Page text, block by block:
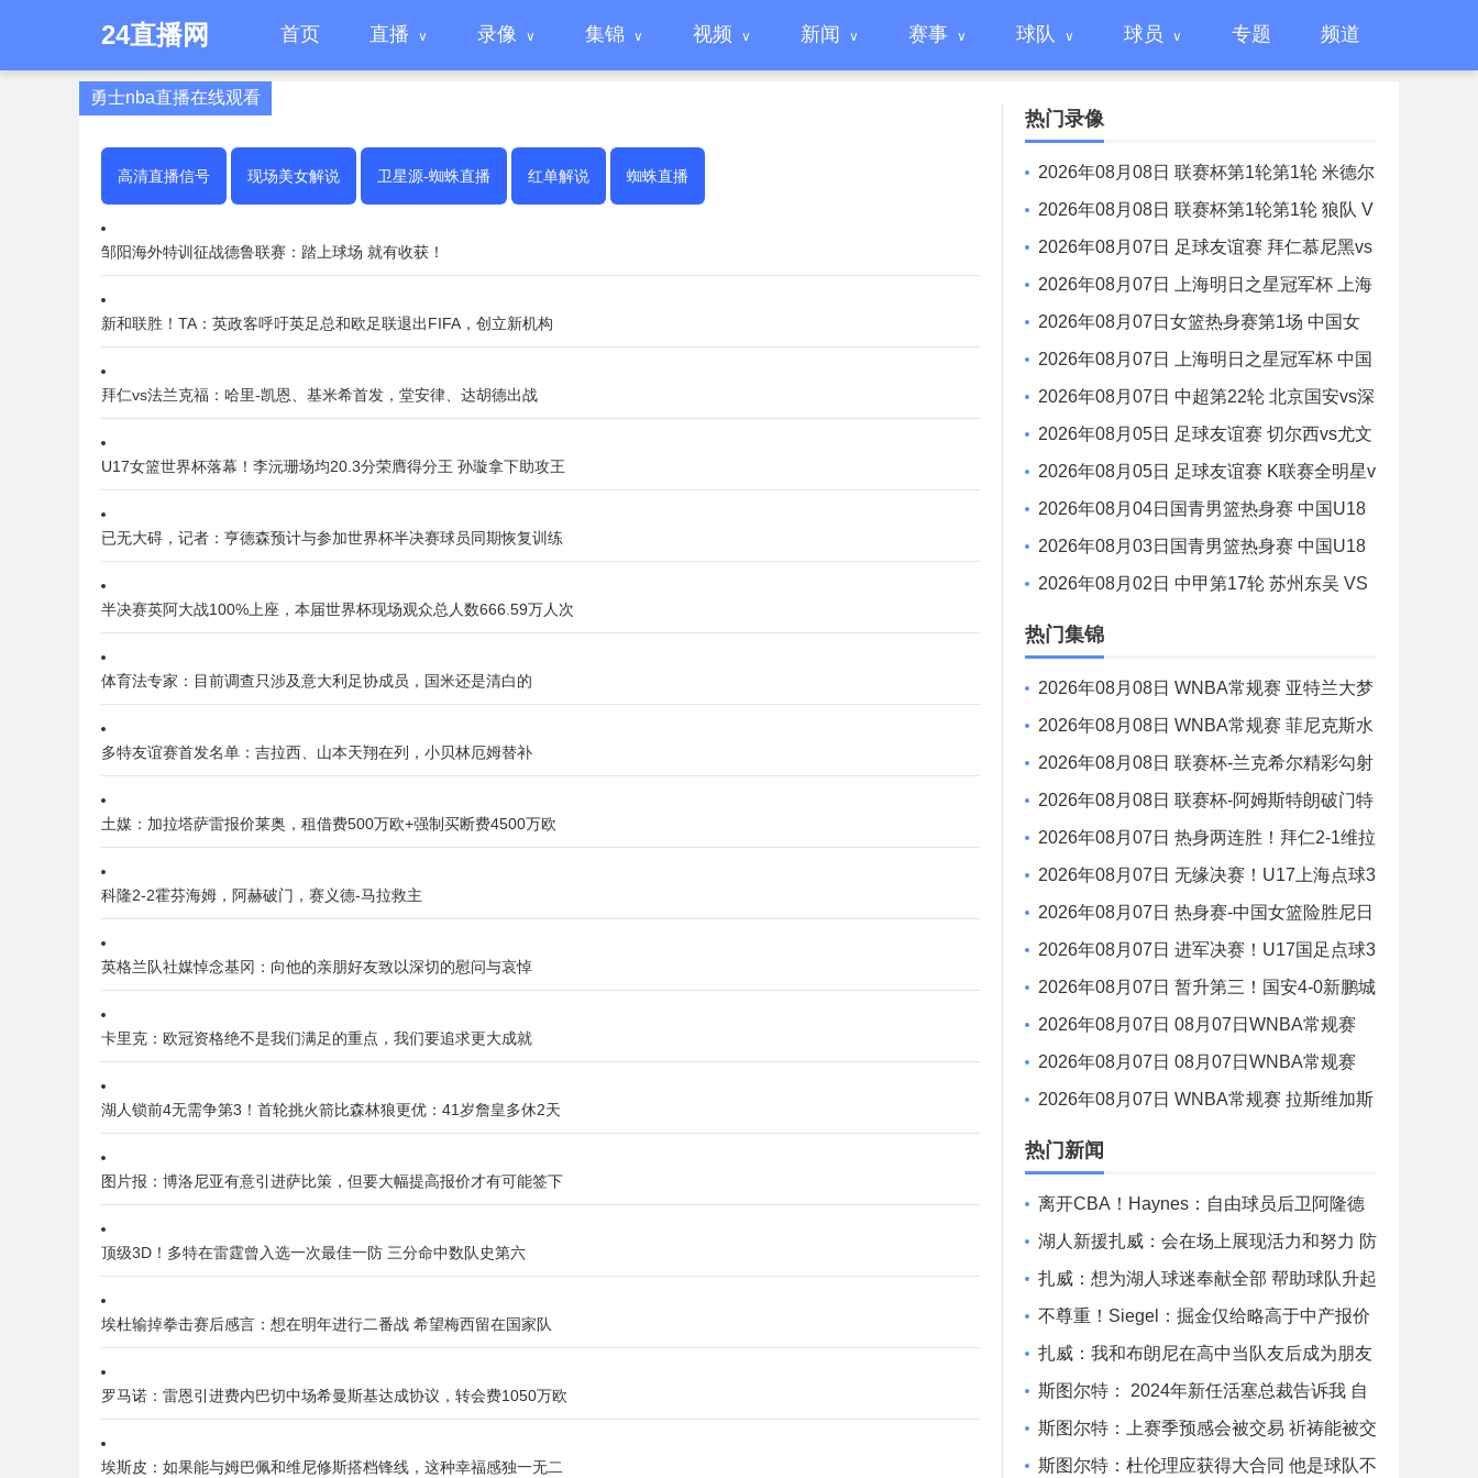
24直播网 首页 直播 录像 集锦 视频 新闻 赛事 球队 球员 专题 频道
勇士nba直播在线观看
高清直播信号 现场美女解说 卫星源-蜘蛛直播 红单解说 蜘蛛直播
邹阳海外特训征战德鲁联赛：踏上球场 就有收获！
新和联胜！TA：英政客呼吁英足总和欧足联退出FIFA，创立新机构
拜仁vs法兰克福：哈里-凯恩、基米希首发，堂安律、达胡德出战
U17女篮世界杯落幕！李沅珊场均20.3分荣膺得分王 孙璇拿下助攻王
已无大碍，记者：亨德森预计与参加世界杯半决赛球员同期恢复训练
半决赛英阿大战100%上座，本届世界杯现场观众总人数666.59万人次
体育法专家：目前调查只涉及意大利足协成员，国米还是清白的
多特友谊赛首发名单：吉拉西、山本天翔在列，小贝林厄姆替补
土媒：加拉塔萨雷报价莱奥，租借费500万欧+强制买断费4500万欧
科隆2-2霍芬海姆，阿赫破门，赛义德-马拉救主
英格兰队社媒悼念基冈：向他的亲朋好友致以深切的慰问与哀悼
卡里克：欧冠资格绝不是我们满足的重点，我们要追求更大成就
湖人锁前4无需争第3！首轮挑火箭比森林狼更优：41岁詹皇多休2天
图片报：博洛尼亚有意引进萨比策，但要大幅提高报价才有可能签下
顶级3D！多特在雷霆曾入选一次最佳一防 三分命中数队史第六
埃杜输掉拳击赛后感言：想在明年进行二番战 希望梅西留在国家队
罗马诺：雷恩引进费内巴切中场希曼斯基达成协议，转会费1050万欧
埃斯皮：如果能与姆巴佩和维尼修斯搭档锋线，这种幸福感独一无二
热门录像
2026年08月08日 联赛杯第1轮第1轮 米德尔
斯堡 VS 雷克瑟姆 全场录像
2026年08月08日 联赛杯第1轮第1轮 狼队 V
S 维尔港 全场录像
2026年08月07日 足球友谊赛 拜仁慕尼黑vs
阿斯顿维拉 全场录像
2026年08月07日 上海明日之星冠军杯 上海
U17 VS 阿森纳U17 全场录像
2026年08月07日女篮热身赛第1场 中国女
篮 - 尼日利亚女篮 全场录像
2026年08月07日 上海明日之星冠军杯 中国
男足U17 VS 河床U17 全场录像
2026年08月07日 中超第22轮 北京国安vs深
圳新鹏城 全场录像
2026年08月05日 足球友谊赛 切尔西vs尤文
图斯 全场录像
2026年08月05日 足球友谊赛 K联赛全明星v
s曼城 全场录像
2026年08月04日国青男篮热身赛 中国U18
男篮 - 加拿大大卫·安篮球学院 全场录像
2026年08月03日国青男篮热身赛 中国U18
男篮 - 韩国东国大学 全场录像
2026年08月02日 中甲第17轮 苏州东吴 VS
梅州客家 全场录像
热门集锦
2026年08月08日 WNBA常规赛 亚特兰大梦
想 74 - 79 华盛顿神秘人 全场集锦
2026年08月08日 WNBA常规赛 菲尼克斯水
星 72 - 75 康涅狄格太阳 全场集锦
2026年08月08日 联赛杯-兰克希尔精彩勾射
破门 米德尔斯堡1-0雷克瑟姆
2026年08月08日 联赛杯-阿姆斯特朗破门特
林达德建功 狼队3-0维尔港
2026年08月07日 热身两连胜！拜仁2-1维拉
金玟哉戈麦斯破门迪亚斯替补建功
2026年08月07日 无缘决赛！U17上海点球3
-4枪手U17 李秋甫、李文博失点王启戎扑点
2026年08月07日 热身赛-中国女篮险胜尼日
利亚 张子宇24+11 杨舒予12+6
2026年08月07日 进军决赛！U17国足点球3
-1河床U17将战阿森纳 江宇涵替补两扑点
2026年08月07日 暂升第三！国安4-0新鹏城
7轮不败 张玉宁传射达万双响法比奥破门
2026年08月07日 08月07日WNBA常规赛
多伦多节奏 83 - 97 波特兰火焰 集锦
2026年08月07日 08月07日WNBA常规赛
洛杉矶火花 89 - 82 明尼苏达山猫 全场集锦
2026年08月07日 WNBA常规赛 拉斯维加斯
王牌 86 - 84 印第安纳狂热 全场集锦
热门新闻
离开CBA！Haynes：自由球员后卫阿隆德
斯·威廉姆斯签约奇才
湖人新援扎威：会在场上展现活力和努力 防
守对方最好的球员
扎威：想为湖人球迷奉献全部 帮助球队升起
第18面冠军旗帜
不尊重！Siegel：掘金仅给略高于中产报价
沃特森已一脚迈出大门
扎威：我和布朗尼在高中当队友后成为朋友
很兴奋能再次并肩作战
斯图尔特： 2024年新任活塞总裁告诉我 自
己可能成为交易筹码
斯图尔特：上赛季预感会被交易 祈祷能被交
易到赏识自己的球队
斯图尔特：杜伦理应获得大合同 他是球队不